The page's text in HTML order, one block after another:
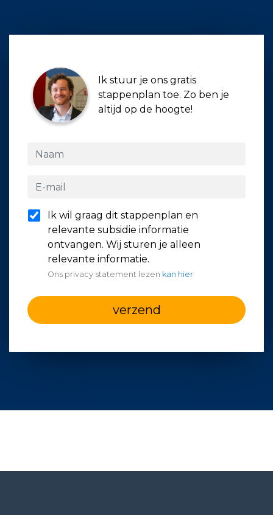
Ik stuur je ons gratis
stappenplan toe. Zo ben je
altijd op de hoogte!
Ik wil graag dit stappenplan en
relevante subsidie informatie
ontvangen. Wij sturen je alleen
relevante informatie.
Ons privacy statement lezen kan hier
verzend